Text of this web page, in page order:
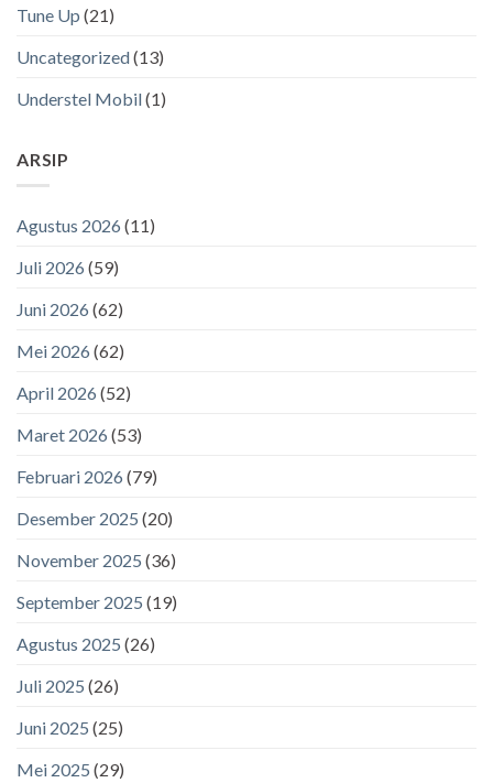
Tune Up (21)
Uncategorized(13)
Understel Mobil(1)
ARSIP
Agustus 2026 (11)
Juli 2026 (59)
Juni 2026 (62)
Mei 2026 (62)
April 2026 (52)
Maret 2026 (53)
Februari 2026 (79)
Desember 2025 (20)
November 2025 (36)
September 2025 (19)
Agustus 2025 (26)
Juli 2025 (26)
Juni 2025 (25)
Mei 2025 (29)